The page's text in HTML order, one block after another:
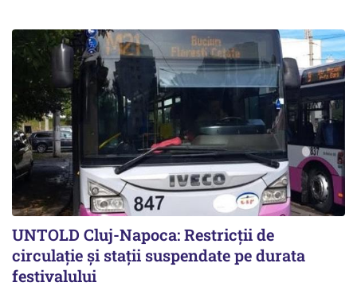
UNTOLD Cluj-Napoca: Restricții de
circulație și stații suspendate pe durata
festivalului